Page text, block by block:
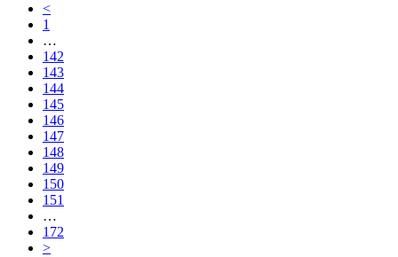
<
1
…
142
143
144
145
146
147
148
149
150
151
…
172
>